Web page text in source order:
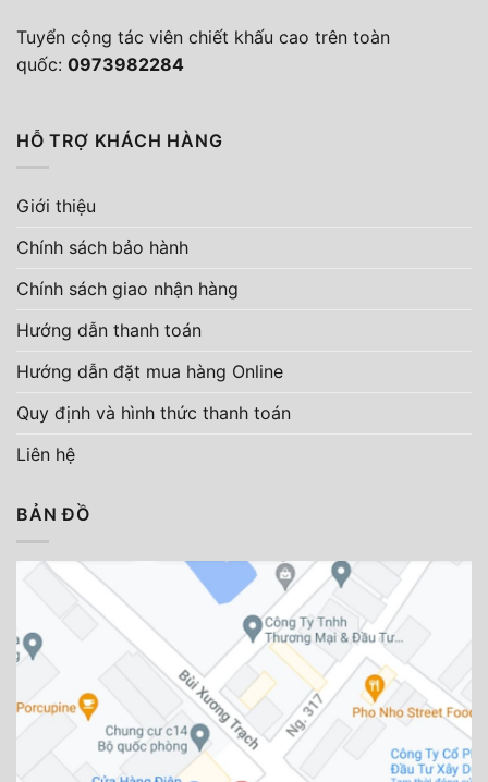
Tuyển cộng tác viên chiết khấu cao trên toàn
quốc: 0973982284
HỖ TRỢ KHÁCH HÀNG
Giới thiệu
Chính sách bảo hành
Chính sách giao nhận hàng
Hướng dẫn thanh toán
Hướng dẫn đặt mua hàng Online
Quy định và hình thức thanh toán
Liên hệ
BẢN ĐỒ